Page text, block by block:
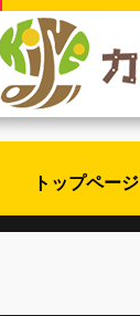
トップページ